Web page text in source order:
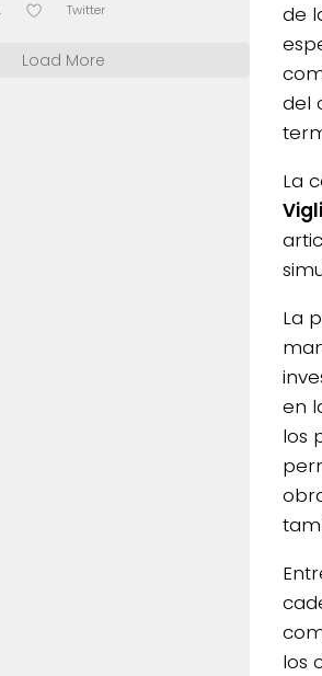
de
del
La
La
en
los
los
Twitter
Load More